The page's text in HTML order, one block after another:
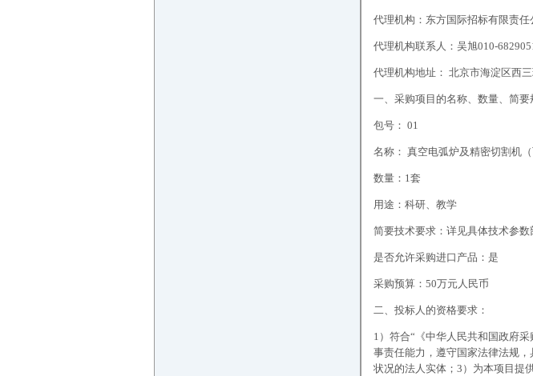
代理机构：东方国际招标有限责任
代理机构联系人：吴旭010-
代理机构地址： 北京市海淀区西
一、采购项目的名称、数量、简要
包号： 01
名称： 真空电弧炉及精密切割机
数量：1套
用途：科研、教学
简要技术要求：详见具体技术参数
是否允许采购进口产品：是
采购预算：50万元人民币
二、投标人的资格要求：
1）符合“《中华人民共和国政府
事责任能力，遵守国家法律法规
状况的法人实体；3）为本项目提